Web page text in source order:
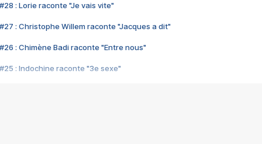
#28 : Lorie raconte "Je vais vite"
#27 : Christophe Willem raconte "Jacques a dit"
#26 : Chimène Badi raconte "Entre nous"
#25 : Indochine raconte "3e sexe"